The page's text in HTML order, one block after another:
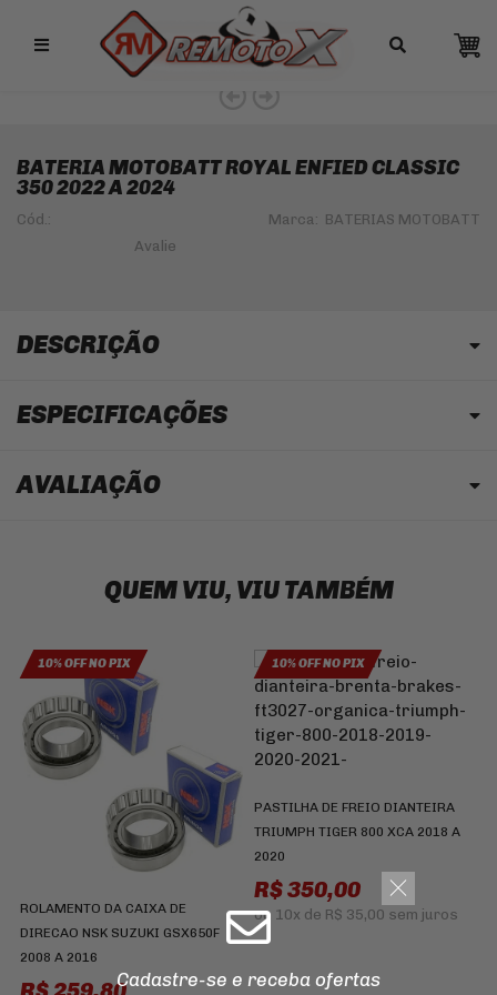
Remotox
10% OFF NO PIX
BATERIA MOTOBATT ROYAL ENFIED CLASSIC
350 2022 A 2024
Cód.: Marca: BATERIAS MOTOBATT
DESCRIÇÃO
ESPECIFICAÇÕES
AVALIAÇÃO
QUEM VIU, VIU TAMBÉM
10% OFF NO PIX
ROLAMENTO DA CAIXA DE
DIRECAO NSK SUZUKI GSX650F
2008 A 2016
10% OFF NO PIX
PASTILHA DE FREIO DIANTEIRA
TRIUMPH TIGER 800 XCA 2018 A
2020
R$ 350,00
ou 10x de R$ 35,00 sem juros
Cadastre-se e receba ofertas